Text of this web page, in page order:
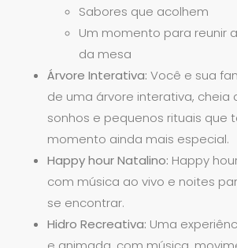
Sabores que acolhem
Um momento para reunir
da mesa
Árvore Interativa: Você e sua
de uma árvore interativa, cheia
sonhos e pequenos rituais que
momento ainda mais especial.
Happy hour Natalino: Happy
com música ao vivo e noites
se encontrar.
Hidro Recreativa: Uma